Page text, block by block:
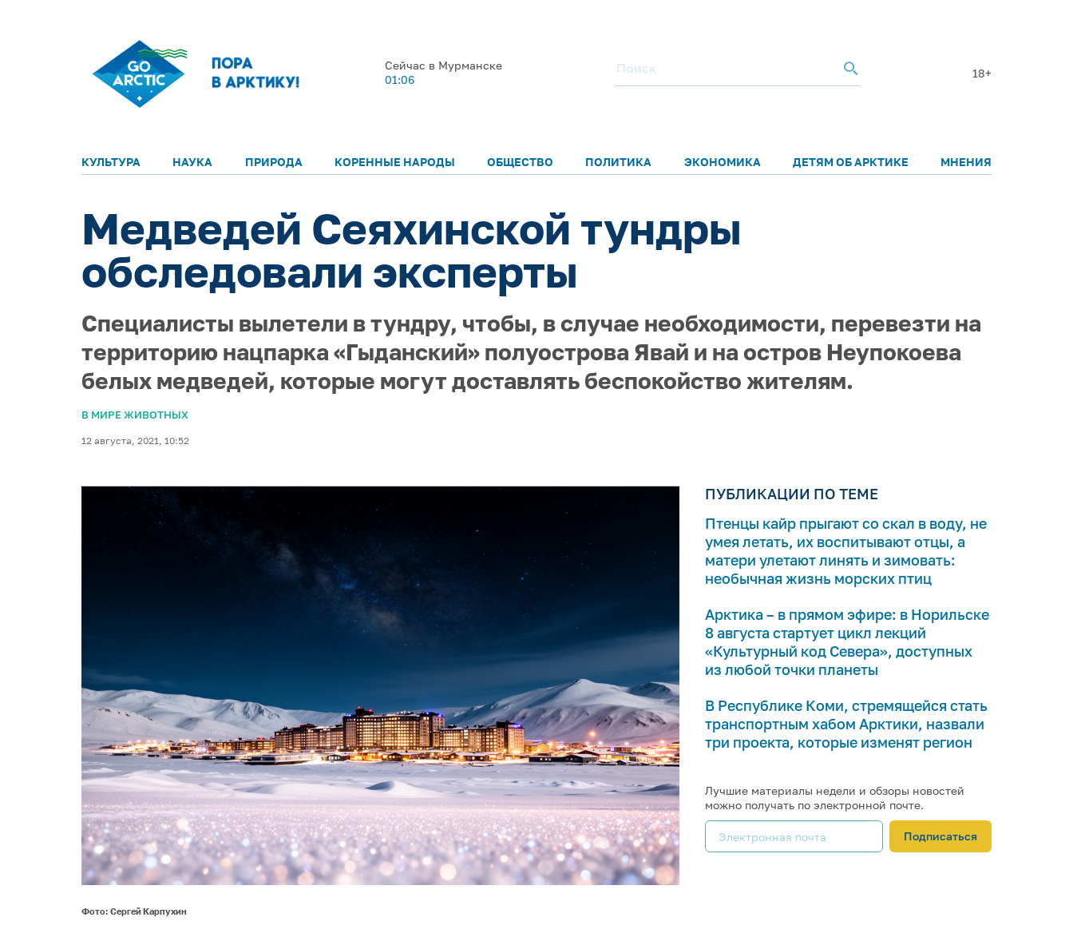
Сейчас в Мурманске
01:06
18+
КУЛЬТУРА НАУКА ПРИРОДА КОРЕННЫЕ НАРОДЫ ОБЩЕСТВО ПОЛИТИКА ЭКОНОМИКА ДЕТЯМ ОБ АРКТИКЕ МНЕНИЯ
Медведей Сеяхинской тундры
обследовали эксперты
Специалисты вылетели в тундру, чтобы, в случае необходимости, перевезти на
территорию нацпарка «Гыданский» полуострова Явай и на остров Неупокоева
белых медведей, которые могут доставлять беспокойство жителям.
В МИРЕ ЖИВОТНЫХ
12 августа, 2021, 10:52
Фото: Сергей Карпухин
ПУБЛИКАЦИИ ПО ТЕМЕ
Птенцы кайр прыгают со скал в воду, не
умея летать, их воспитывают отцы, а
матери улетают линять и зимовать:
необычная жизнь морских птиц
Арктика – в прямом эфире: в Норильске
8 августа стартует цикл лекций
«Культурный код Севера», доступных
из любой точки планеты
В Республике Коми, стремящейся стать
транспортным хабом Арктики, назвали
три проекта, которые изменят регион
Лучшие материалы недели и обзоры новостей
можно получать по электронной почте.
Подписаться